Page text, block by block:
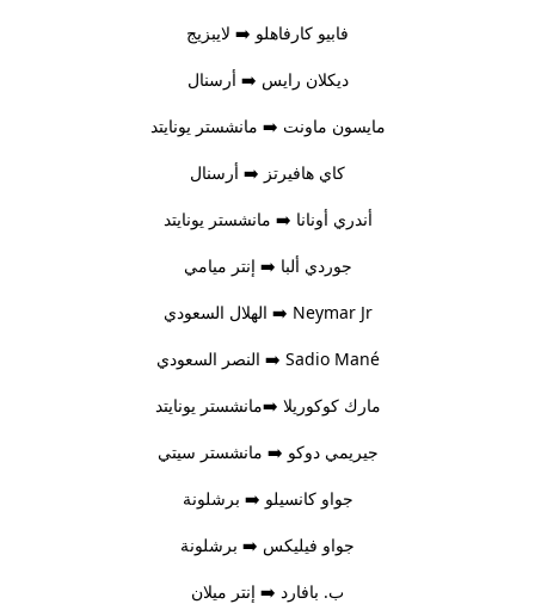
فابيو كارفاهلو ➡️ لايبزيج
ديكلان رايس ➡️ أرسنال
مايسون ماونت ➡️ مانشستر يونايتد
كاي هافيرتز ➡️ أرسنال
أندري أونانا ➡️ مانشستر يونايتد
جوردي ألبا ➡️ إنتر ميامي
Neymar Jr ➡️ الهلال السعودي
Sadio Mané ➡️ النصر السعودي
مارك كوكوريلا ➡️مانشستر يونايتد
جيريمي دوكو ➡️ مانشستر سيتي
جواو كانسيلو ➡️ برشلونة
جواو فيليكس ➡️ برشلونة
ب. بافارد ➡️ إنتر ميلان